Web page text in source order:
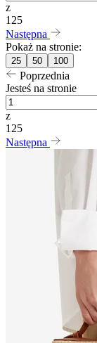
z
125
Następna
Pokaż na stronie:
25 50 100
Poprzednia
Jesteś na stronie
z
125
Następna